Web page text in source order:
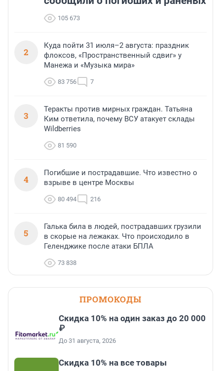
105 673
2
Куда пойти 31 июля–2 августа: праздник
флоксов, «Пространственный сдвиг» у
Манежа и «Музыка мира»
83 756 7
3
Теракты против мирных граждан. Татьяна
Ким ответила, почему ВСУ атакует склады
Wildberries
81 590
4
Погибшие и пострадавшие. Что известно о
взрыве в центре Москвы
80 494 216
5
Галька била в людей, пострадавших грузили
в скорые на лежаках. Что происходило в
Геленджике после атаки БПЛА
73 838
ПРОМОКОДЫ
Скидка 10% на один заказ до 20 000
₽
До 31 августа, 2026
Скидка 10% на все товары